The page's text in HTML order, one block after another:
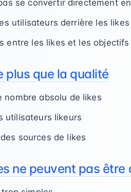
se convertir directement
utilisateurs derrière les likes
entre les likes et les
plus que la qualité
nombre absolu de likes
utilisateurs likeurs
sources de likes
ne peuvent pas